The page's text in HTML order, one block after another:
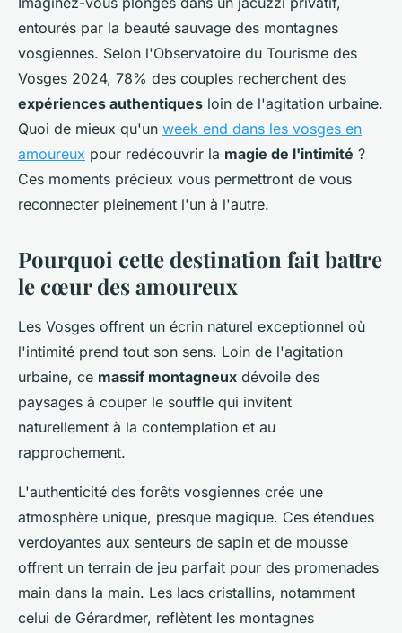
Rose 16 décembre 2025 7 min de lecture
entourés par la beauté sauvage des montagnes
vosgiennes. Selon l'Observatoire du Tourisme des
Vosges 2024, 78% des couples recherchent des
expériences authentiques loin de l'agitation urbaine.
Quoi de mieux qu'un week end dans les vosges en
amoureux pour redécouvrir la magie de l'intimité ?
Ces moments précieux vous permettront de vous
reconnecter pleinement l'un à l'autre.
Pourquoi cette destination fait battre
le cœur des amoureux
Les Vosges offrent un écrin naturel exceptionnel où
l'intimité prend tout son sens. Loin de l'agitation
urbaine, ce massif montagneux dévoile des
paysages à couper le souffle qui invitent
naturellement à la contemplation et au
rapprochement.
L'authenticité des forêts vosgiennes crée une
atmosphère unique, presque magique. Ces étendues
verdoyantes aux senteurs de sapin et de mousse
offrent un terrain de jeu parfait pour des promenades
main dans la main. Les lacs cristallins, notamment
celui de Gérardmer, reflètent les montagnes